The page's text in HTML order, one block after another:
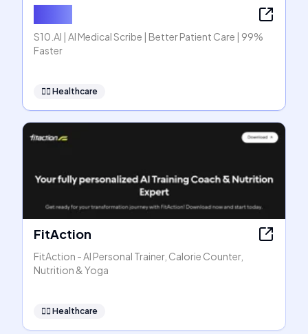
S10.AI | AI Medical Scribe | Better Patient Care | 99%
Faster
👩‍⚕️ Healthcare
FitAction
FitAction - AI Personal Trainer, Calorie Counter,
Nutrition & Yoga
👩‍⚕️ Healthcare